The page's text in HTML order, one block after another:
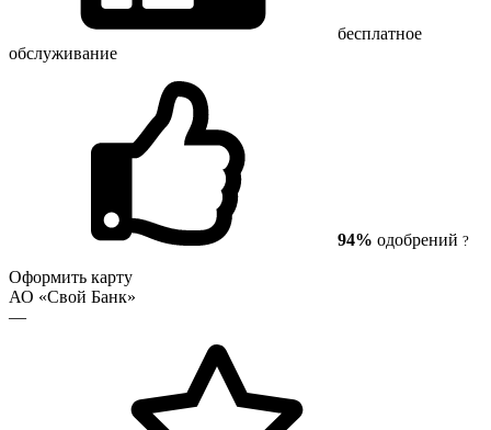
бесплатное
обслуживание
94% одобрений ?
Оформить карту
АО «Свой Банк»
—